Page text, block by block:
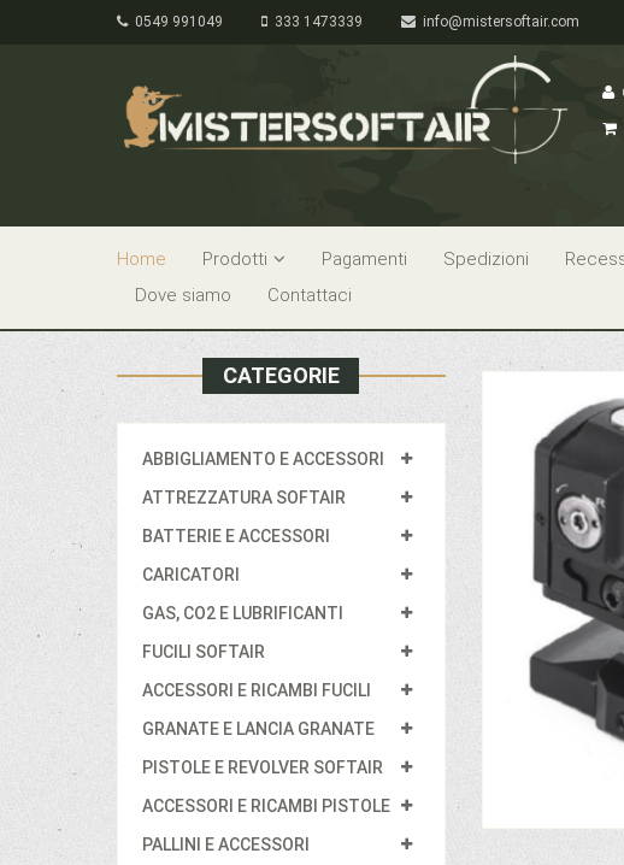
0549 991049 333 1473339 info@mistersoftair.com
Home Prodotti Pagamenti Spedizioni
Dove siamo
Contattaci
CATEGORIE
ABBIGLIAMENTO E ACCESSORI
ATTREZZATURA SOFTAIR
BATTERIE E ACCESSORI
CARICATORI
GAS, CO2 E LUBRIFICANTI
FUCILI SOFTAIR
ACCESSORI E RICAMBI FUCILI
GRANATE E LANCIA GRANATE
PISTOLE E REVOLVER SOFTAIR
ACCESSORI E RICAMBI PISTOLE
PALLINI E ACCESSORI